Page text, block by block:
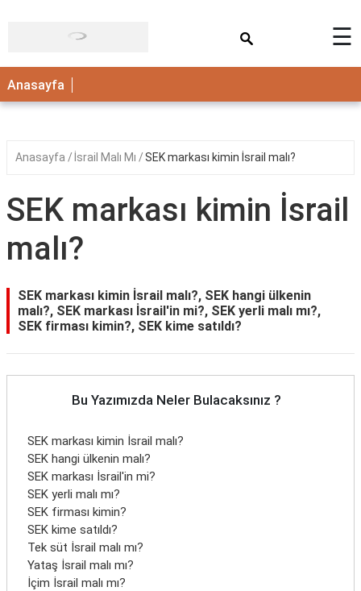
ANASAYFA
☰
Anasayfa
Anasayfa İsrail Malı Mı SEK markası kimin İsrail malı?
SEK markası kimin İsrail
malı?
SEK markası kimin İsrail malı?, SEK hangi ülkenin
malı?, SEK markası İsrail'in mi?, SEK yerli malı mı?,
SEK firması kimin?, SEK kime satıldı?
Bu Yazımızda Neler Bulacaksınız ?
SEK markası kimin İsrail malı?
SEK hangi ülkenin malı?
SEK markası İsrail'in mi?
SEK yerli malı mı?
SEK firması kimin?
SEK kime satıldı?
Tek süt İsrail malı mı?
Yataş İsrail malı mı?
İçim İsrail malı mı?